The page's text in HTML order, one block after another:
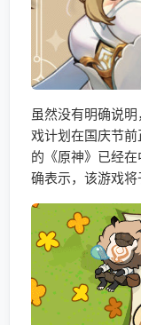
虽然没有明确说
戏计划在国庆节
的《原神》已经
确表示，该游戏将